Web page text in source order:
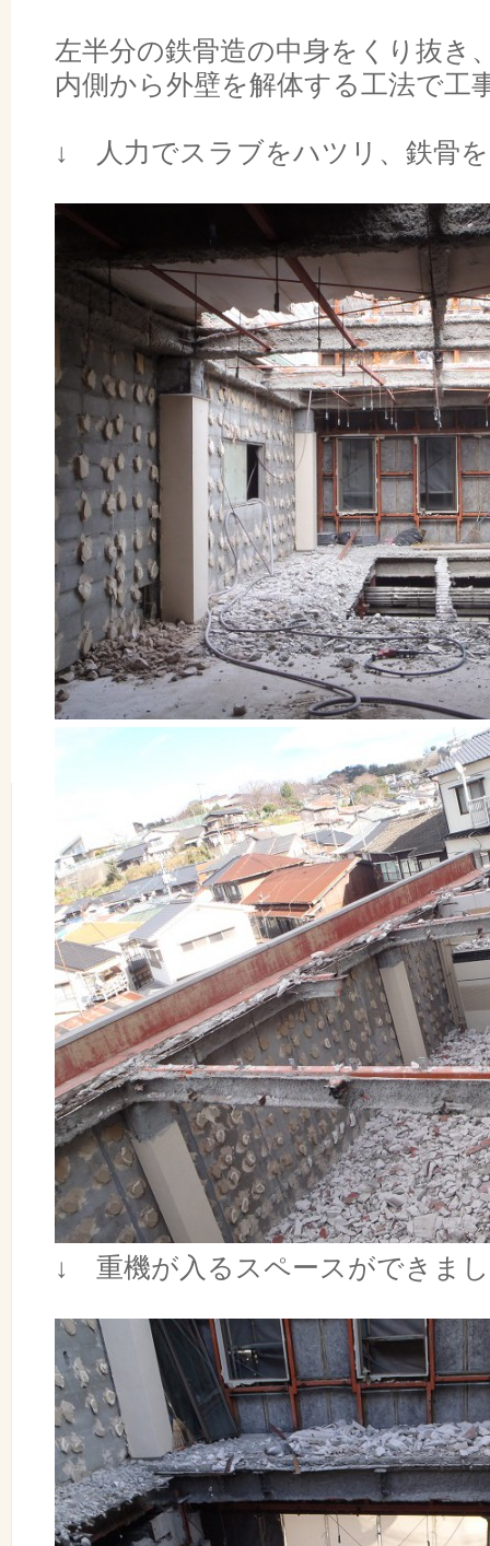
左半分の鉄骨造の中身をくり抜き
内側から外壁を解体する工法で工
↓ 人力でスラブをハツリ、鉄骨
↓ 重機が入るスペースができま